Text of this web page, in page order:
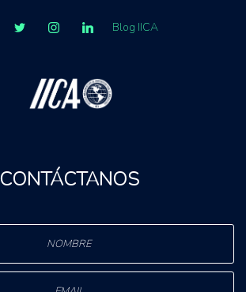
Blog IICA
CONTÁCTANOS